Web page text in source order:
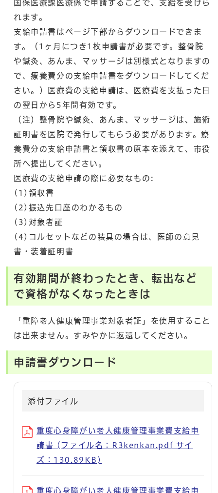
国保医療課医療係で申請することで、支給を受けら
れます。
支給申請書はページ下部からダウンロードできま
す。（1ヶ月につき1枚申請書が必要です。整骨院
や鍼灸、あんま、マッサージは別様式となりますの
で、療養費分の支給申請書をダウンロードしてくだ
さい。）医療費の支給申請は、医療費を支払った日
の翌日から5年間有効です。
（注）整骨院や鍼灸、あんま、マッサージは、施術
証明書を医院で発行してもらう必要があります。療
養費分の支給申請書と領収書の原本を添えて、市役
所へ提出してください。
医療費の支給申請の際に必要なもの:
(1)領収書
(2)振込先口座のわかるもの
(3)対象者証
(4)コルセットなどの装具の場合は、医師の意見
書・装着証明書
有効期間が終わったとき、転出など
で資格がなくなったときは
「重障老人健康管理事業対象者証」を使用すること
は出来ません。すみやかに返還してください。
申請書ダウンロード
添付ファイル
重度心身障がい老人健康管理事業費支給申
請書 (ファイル名：R3kenkan.pdf サイ
ズ：130.89KB)
重度心身障がい老人健康管理事業費支給申